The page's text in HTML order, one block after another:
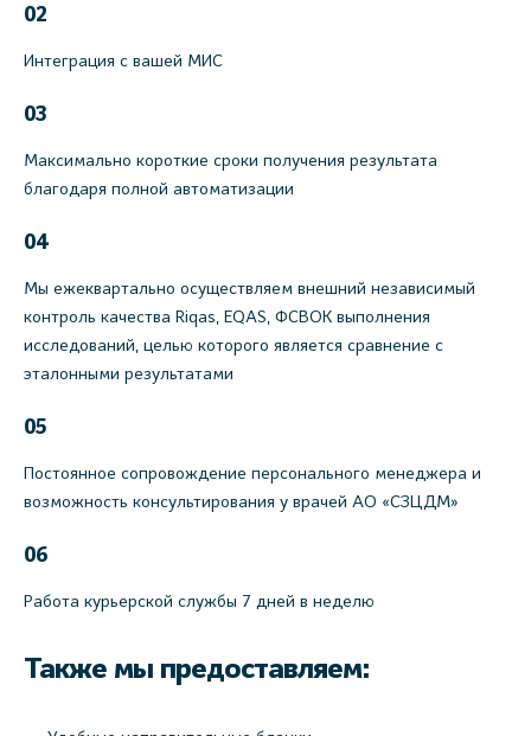
02
Интеграция с вашей МИС
03
Максимально короткие сроки получения результата
благодаря полной автоматизации
04
Мы ежеквартально осуществляем внешний независимый
контроль качества Riqas, EQAS, ФСВОК выполнения
исследований, целью которого является сравнение с
эталонными результатами
05
Постоянное сопровождение персонального менеджера и
возможность консультирования у врачей АО «СЗЦДМ»
06
Работа курьерской службы 7 дней в неделю
Также мы предоставляем: